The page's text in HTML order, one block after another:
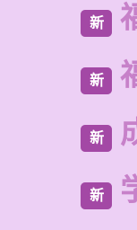
新
新
新
新